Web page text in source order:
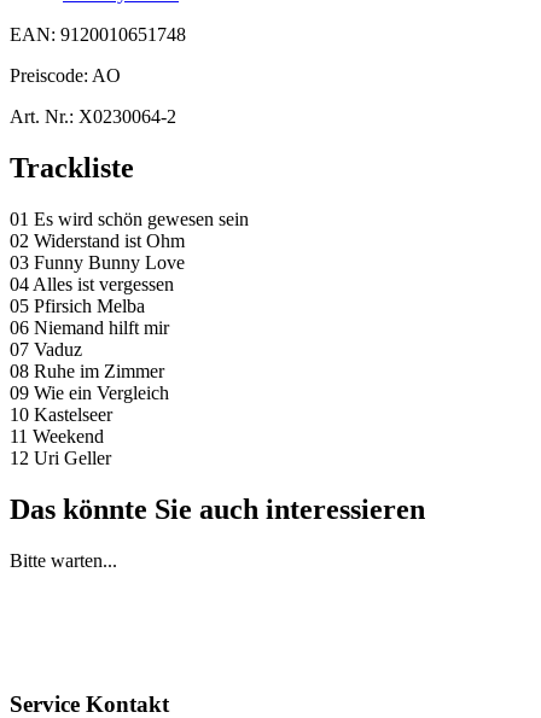
EAN: 9120010651748
Preiscode: AO
Art. Nr.: X0230064-2
Trackliste
01 Es wird schön gewesen sein
02 Widerstand ist Ohm
03 Funny Bunny Love
04 Alles ist vergessen
05 Pfirsich Melba
06 Niemand hilft mir
07 Vaduz
08 Ruhe im Zimmer
09 Wie ein Vergleich
10 Kastelseer
11 Weekend
12 Uri Geller
Das könnte Sie auch interessieren
Bitte warten...
Service Kontakt